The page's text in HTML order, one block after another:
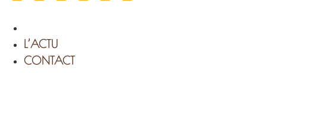
L’ACTU
CONTACT